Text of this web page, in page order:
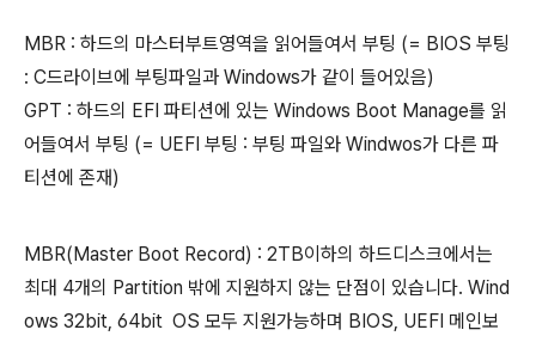
MBR : 하드의 마스터부트영역을 읽어들여서 부팅 (= BIOS 부팅
: C드라이브에 부팅파일과 Windows가 같이 들어있음)
GPT : 하드의 EFI 파티션에 있는 Windows Boot Manage를 읽
어들여서 부팅 (= UEFI 부팅 : 부팅 파일와 Windwos가 다른 파
티션에 존재)
MBR(Master Boot Record) : 2TB이하의 하드디스크에서는
최대 4개의 Partition 밖에 지원하지 않는 단점이 있습니다. Wind
ows 32bit, 64bit OS 모두 지원가능하며 BIOS, UEFI 메인보